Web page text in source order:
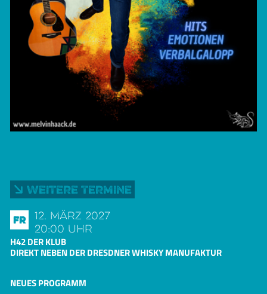
Weitere Termine
Fr
12. März 2027
20:00 Uhr
H42 DER KLUB
DIREKT NEBEN DER DRESDNER WHISKY MANUFAKTUR
NEUES PROGRAMM